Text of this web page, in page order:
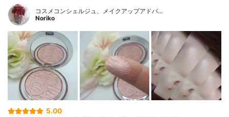
コスメコンシェルジュ、メイクアップアドバ…
Noriko
5.00